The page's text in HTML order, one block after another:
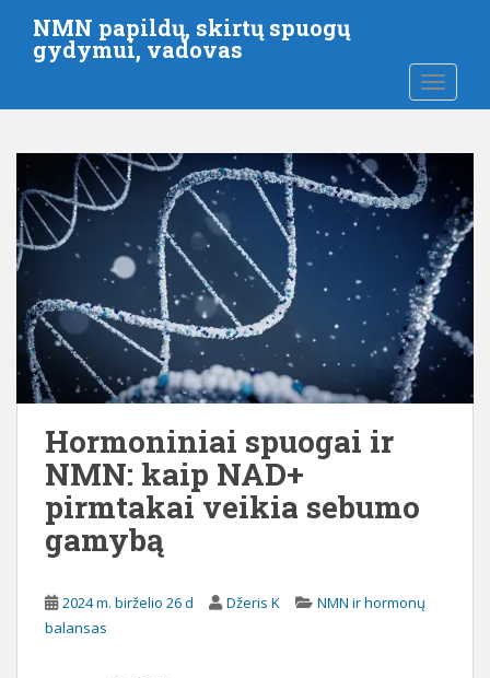
i
NMN papildų, skirtų spuogų
gydymui, vadovas
Hormoniniai spuogai ir
NMN: kaip NAD+
pirmtakai veikia sebumo
gamybą
2024 m. birželio 26 d Džeris K
NMN ir hormonų
balansas